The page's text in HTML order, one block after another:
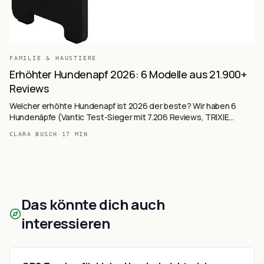
FAMILIE & HAUSTIERE
Erhöhter Hundenapf 2026: 6 Modelle aus 21.900+
Reviews
Welcher erhöhte Hundenapf ist 2026 der beste? Wir haben 6
Hundenäpfe (Vantic Test-Sieger mit 7.206 Reviews, TRIXIE
PTOBER Keramik, Feandrea neigbar) auf Basis von 21.902+
CLARA BUSCH · 17 MIN
Das könnte dich auch
interessieren